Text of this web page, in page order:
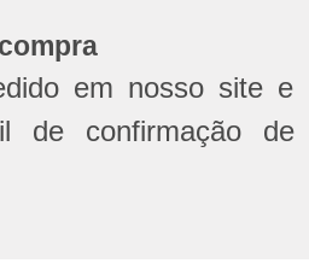
em nosso site e
de confirmação de